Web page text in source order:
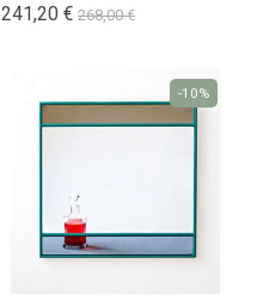
241,20 € 268,00 €
-10%